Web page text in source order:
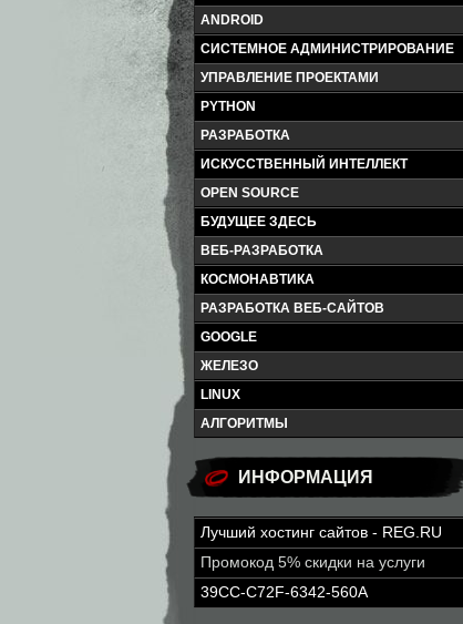
ANDROID
СИСТЕМНОЕ АДМИНИСТРИРОВАНИЕ
УПРАВЛЕНИЕ ПРОЕКТАМИ
PYTHON
РАЗРАБОТКА
ИСКУССТВЕННЫЙ ИНТЕЛЛЕКТ
OPEN SOURCE
БУДУЩЕЕ ЗДЕСЬ
ВЕБ-РАЗРАБОТКА
КОСМОНАВТИКА
РАЗРАБОТКА ВЕБ-САЙТОВ
GOOGLE
ЖЕЛЕЗО
LINUX
АЛГОРИТМЫ
ИНФОРМАЦИЯ
Лучший хостинг сайтов - REG.RU
Промокод 5% скидки на услуги
39CC-C72F-6342-560A